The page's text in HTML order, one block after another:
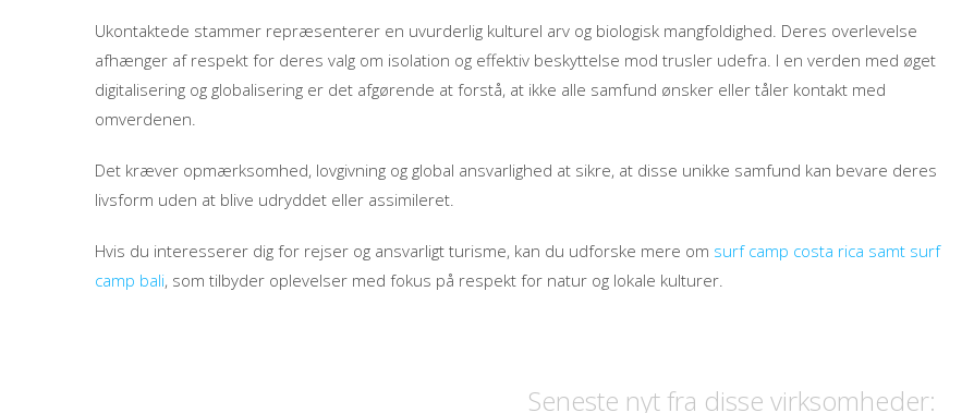
Ukontaktede stammer repræsenterer en uvurderlig kulturel arv og biologisk mangfoldighed. Deres overlevelse
afhænger af respekt for deres valg om isolation og effektiv beskyttelse mod trusler udefra. I en verden med øget
digitalisering og globalisering er det afgørende at forstå, at ikke alle samfund ønsker eller tåler kontakt med
omverdenen.
Det kræver opmærksomhed, lovgivning og global ansvarlighed at sikre, at disse unikke samfund kan bevare deres
livsform uden at blive udryddet eller assimileret.
Hvis du interesserer dig for rejser og ansvarligt turisme, kan du udforske mere om surf camp costa rica samt surf
camp bali, som tilbyder oplevelser med fokus på respekt for natur og lokale kulturer.
Seneste nyt fra disse virksomheder: